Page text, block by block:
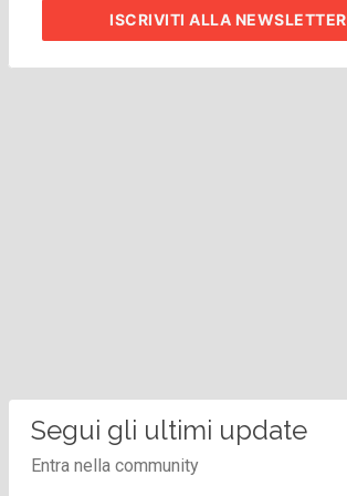
ISCRIVITIALLA NEWSLETTER
Segui gli ultimi update
Entra nella community